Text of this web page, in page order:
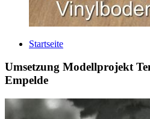
Startseite
Umsetzung Modellprojekt
Empelde